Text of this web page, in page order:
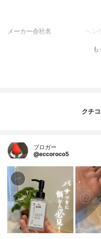
メーカー会社名 ヘン
も
クチ
ブロガー
@eccoroco5